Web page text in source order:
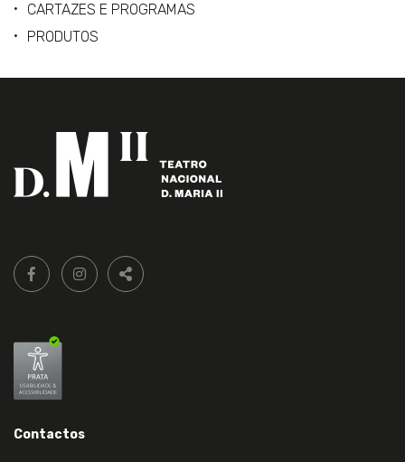
CARTAZES E PROGRAMAS
PRODUTOS
Siga-
nos:
FACEBOOK LIVRARIA DO TEATRO ONLINE.
INSTAGRAM LIVRARIA DO TEATRO ONLINE.
PARTILHAR
Contactos